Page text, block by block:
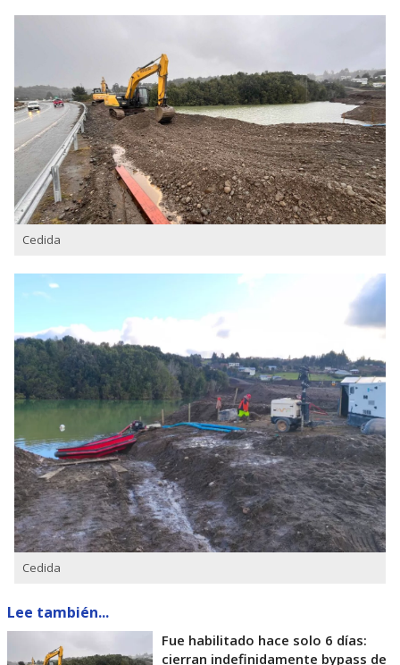
Cedida
Cedida
Lee también...
Fue habilitado hace solo 6 días:
cierran indefinidamente bypass de